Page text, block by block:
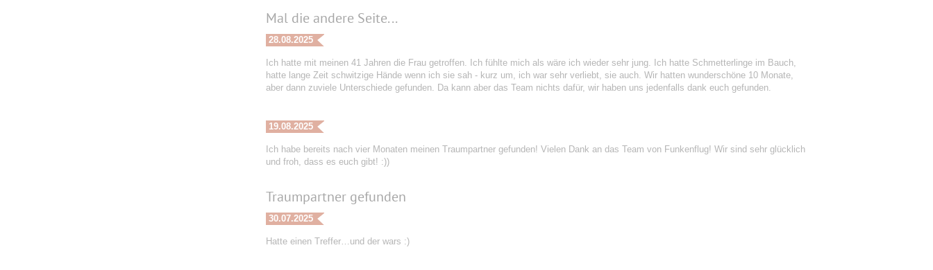
Mal die andere Seite...
28.08.2025
Ich hatte mit meinen 41 Jahren die Frau getroffen. Ich fühlte mich als wäre ich wieder sehr jung. Ich hatte Schmetterlinge im Bauch,
hatte lange Zeit schwitzige Hände wenn ich sie sah - kurz um, ich war sehr verliebt, sie auch. Wir hatten wunderschöne 10 Monate,
aber dann zuviele Unterschiede gefunden. Da kann aber das Team nichts dafür, wir haben uns jedenfalls dank euch gefunden.
19.08.2025
Ich habe bereits nach vier Monaten meinen Traumpartner gefunden! Vielen Dank an das Team von Funkenflug! Wir sind sehr glücklich
und froh, dass es euch gibt! :))
Traumpartner gefunden
30.07.2025
Hatte einen Treffer…und der wars :)